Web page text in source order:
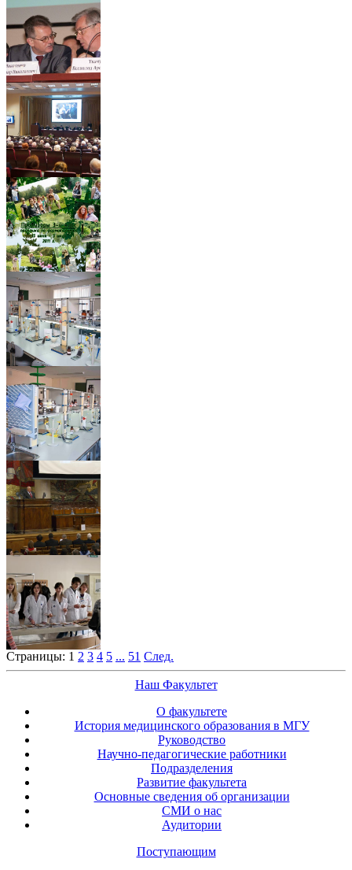
Страницы: 1 2 3 4 5 ... 51 След.
Наш Факультет
О факультете
История медицинского образования в МГУ
Руководство
Научно-педагогические работники
Подразделения
Развитие факультета
Основные сведения об организации
СМИ о нас
Аудитории
Поступающим